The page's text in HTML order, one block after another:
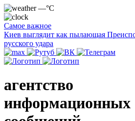
—°C
Самое важное
Киев выглядит как пылающая
русского удара
агентство
информационных